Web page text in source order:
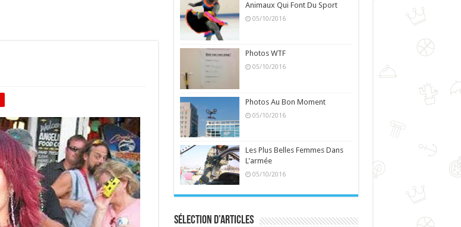
Animaux Qui Font Du Sport
05/10/2016
Photos WTF
05/10/2016
Photos Au Bon Moment
05/10/2016
Les Plus Belles Femmes Dans
L'armée
05/10/2016
Sélection d’articles